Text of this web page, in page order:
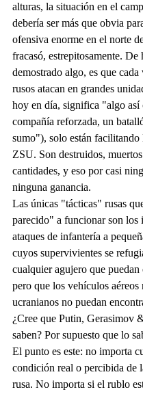
alturas, la situación en el
debería ser más que obvia
ofensiva enorme en el norte
fracasó, estrepitosamente. De
demostrado algo, es que cada
rusos atacan en grandes
hoy en día, significa "algo así
compañía reforzada, un
sumo"), solo están facilitando
ZSU. Son destruidos,
cantidades, y eso por casi
ninguna ganancia.
Las únicas "tácticas" rusas
parecido" a funcionar son los
ataques de infantería a
cuyos supervivientes se
cualquier agujero que puedan
pero que los vehículos
ucranianos no puedan
¿Cree que Putin, Gerasimov
saben? Por supuesto que lo
El punto es este: no importa
condición real o percibida de
rusa. No importa si el rublo